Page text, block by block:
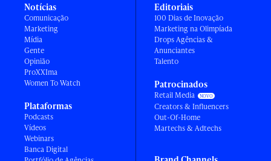
Notícias
Comunicação
Marketing
Mídia
Gente
Opinião
ProXXIma
Women To Watch
Plataformas
Podcasts
Vídeos
Webinars
Banca Digital
Editoriais
100 Dias de Inovação
Marketing na Olimpíada
Drops Agências &
Anunciantes
Talento
Patrocinados
Retail Media
Creators & Influencers
Out-Of-Home
Martechs & Adtechs